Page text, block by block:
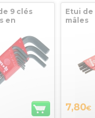
9 clés
en
Etui de
mâles
7,80€